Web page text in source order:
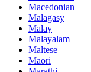
Macedonian
Malagasy
Malay
Malayalam
Maltese
Maori